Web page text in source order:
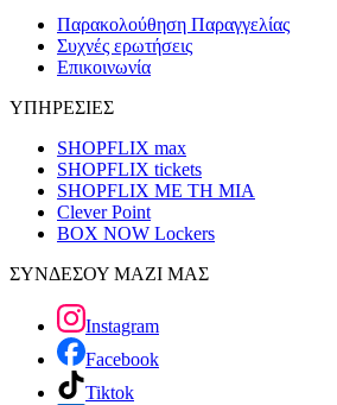
Παρακολούθηση Παραγγελίας
Συχνές ερωτήσεις
Επικοινωνία
ΥΠΗΡΕΣΙΕΣ
SHOPFLIX max
SHOPFLIX tickets
SHOPFLIX ΜΕ ΤΗ ΜΙΑ
Clever Point
BOX NOW Lockers
ΣΥΝΔΕΣΟΥ ΜΑΖΙ ΜΑΣ
Instagram
Facebook
Tiktok